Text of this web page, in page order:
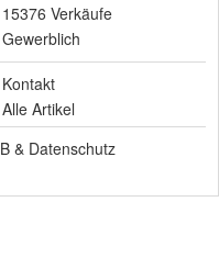
15376 Verkäufe
Gewerblich
Kontakt
Alle Artikel
& Datenschutz